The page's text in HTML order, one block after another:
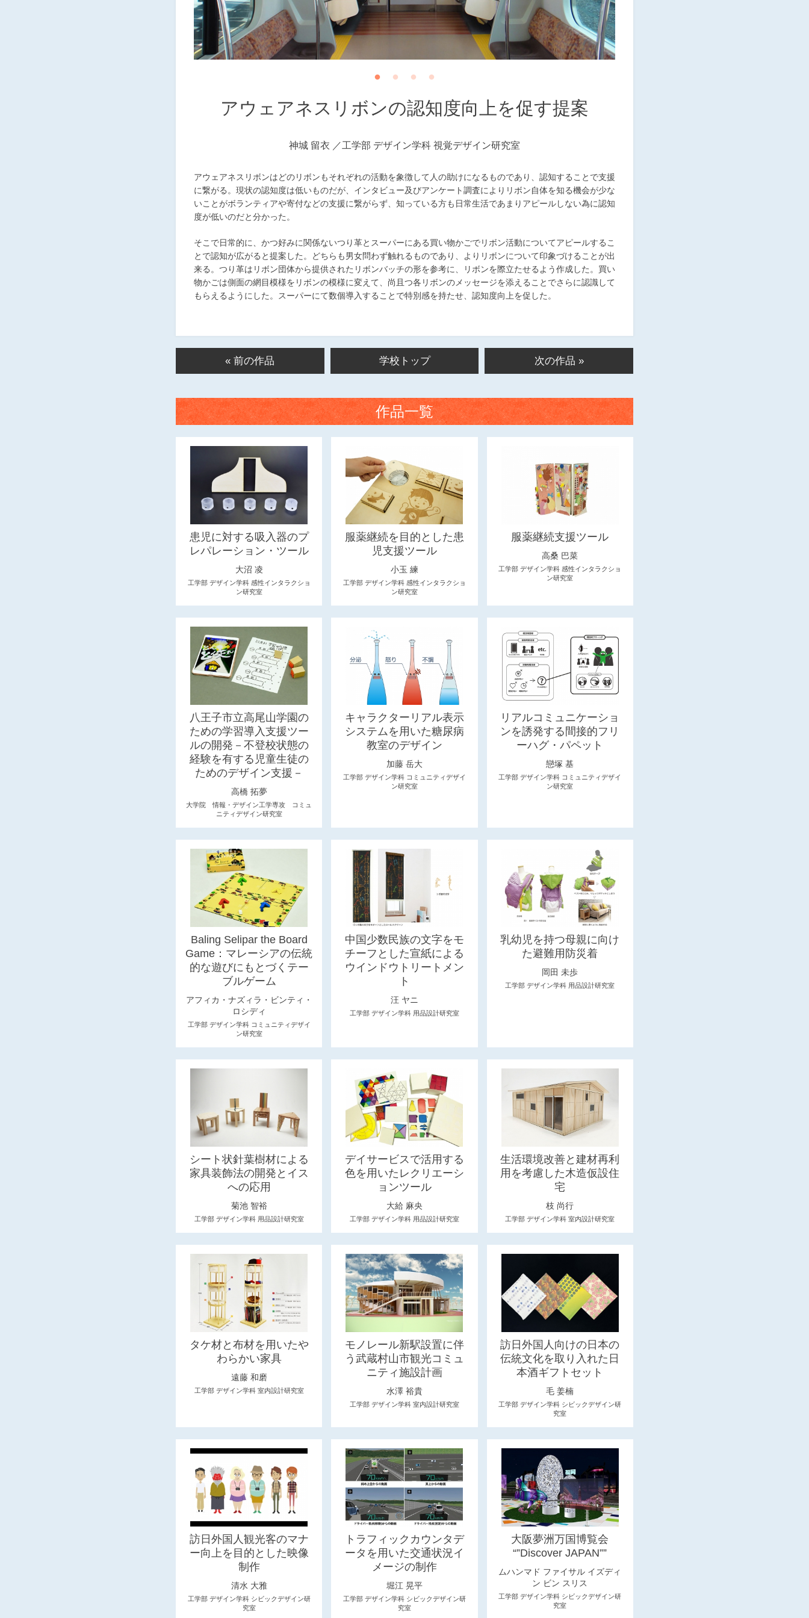
アウェアネスリボンの認知度向上を促す提案
神城 留衣 工学部 デザイン学科 視覚デザイン研究室
アウェアネスリボンはどのリボンもそれぞれの活動を象徴して人の助けになるものであり、認知することで支援
に繋がる。現状の認知度は低いものだが、インタビュー及びアンケート調査によりリボン自体を知る機会が少な
いことがボランティアや寄付などの支援に繋がらず、知っている方も日常生活であまりアピールしない為に認知
度が低いのだと分かった。
そこで日常的に、かつ好みに関係ないつり革とスーパーにある買い物かごでリボン活動についてアピールするこ
とで認知が広がると提案した。どちらも男女問わず触れるものであり、よりリボンについて印象づけることが出
来る。つり革はリボン団体から提供されたリボンバッチの形を参考に、リボンを際立たせるよう作成した。買い
物かごは側面の網目模様をリボンの模様に変えて、尚且つ各リボンのメッセージを添えることでさらに認識して
もらえるようにした。スーパーにて数個導入することで特別感を持たせ、認知度向上を促した。
« 前の作品 学校トップ 次の作品 »
作品一覧
患児に対する吸入器のプ
レパレーション・ツール
大沼 凌
工学部 デザイン学科 感性インタラクショ
ン研究室
服薬継続を目的とした患
児支援ツール
小玉 練
工学部 デザイン学科 感性インタラクショ
ン研究室
服薬継続支援ツール
高桑 巴菜
工学部 デザイン学科 感性インタラクショ
ン研究室
八王子市立高尾山学園の
ための学習導入支援ツー
ルの開発－不登校状態の
経験を有する児童生徒の
ためのデザイン支援－
高橋 拓夢
大学院 情報・デザイン工学専攻 コミュ
ニティデザイン研究室
キャラクターリアル表示
システムを用いた糖尿病
教室のデザイン
加藤 岳大
工学部 デザイン学科 コミュニティデザイ
ン研究室
リアルコミュニケーショ
ンを誘発する間接的フリ
ーハグ・パペット
戀塚 基
工学部 デザイン学科 コミュニティデザイ
ン研究室
Baling Selipar the Board
Game：マレーシアの伝統
的な遊びにもとづくテー
ブルゲーム
アフィカ・ナズィラ・ビンティ・
ロシディ
工学部 デザイン学科 コミュニティデザイ
ン研究室
中国少数民族の文字をモ
チーフとした宣紙による
ウインドウトリートメン
ト
汪 ヤニ
工学部 デザイン学科 用品設計研究室
乳幼児を持つ母親に向け
た避難用防災着
岡田 未歩
工学部 デザイン学科 用品設計研究室
シート状針葉樹材による
家具装飾法の開発とイス
への応用
菊池 智裕
工学部 デザイン学科 用品設計研究室
デイサービスで活用する
色を用いたレクリエーシ
ョンツール
大給 麻央
工学部 デザイン学科 用品設計研究室
生活環境改善と建材再利
用を考慮した木造仮設住
宅
枝 尚行
工学部 デザイン学科 室内設計研究室
タケ材と布材を用いたや
わらかい家具
遠藤 和磨
工学部 デザイン学科 室内設計研究室
モノレール新駅設置に伴
う武蔵村山市観光コミュ
ニティ施設計画
水澤 裕貴
工学部 デザイン学科 室内設計研究室
訪日外国人向けの日本の
伝統文化を取り入れた日
本酒ギフトセット
毛 姜楠
工学部 デザイン学科 シビックデザイン研
究室
訪日外国人観光客のマナ
ー向上を目的とした映像
制作
清水 大雅
工学部 デザイン学科 シビックデザイン研
究室
トラフィックカウンタデ
ータを用いた交通状況イ
メージの制作
堀江 晃平
工学部 デザイン学科 シビックデザイン研
究室
大阪夢洲万国博覧会
“”Discover JAPAN””
ムハンマド ファイサル イズディ
ン ビン スリス
工学部 デザイン学科 シビックデザイン研
究室